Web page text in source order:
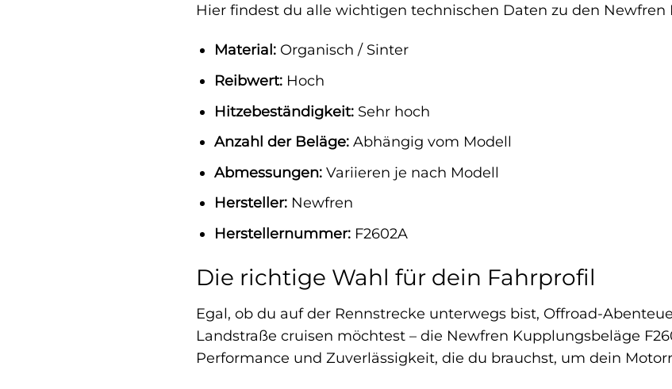
Hier findest du alle wichtigen technischen Daten zu den Newfren
Material:Organisch / Sinter
Reibwert:Hoch
Hitzebeständigkeit:Sehr hoch
Anzahl der Beläge:Abhängig vom Modell
Abmessungen:Variieren je nach Modell
Hersteller:Newfren
Herstellernummer:F2602A
Die richtige Wahl für dein Fahrprofil
Egal, ob du auf der Rennstrecke unterwegs bist, Offroad-
Landstraße cruisen möchtest – die Newfren Kupplungsbeläge
Performance und Zuverlässigkeit, die du brauchst, um dein